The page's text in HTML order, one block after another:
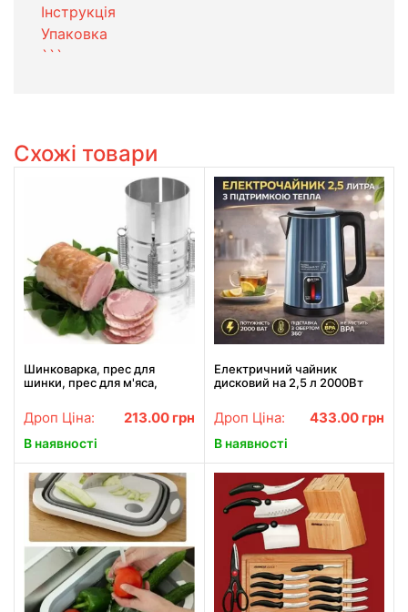
Інструкція
Упаковка
```
Схожі товари
Шинковарка, прес для
шинки, прес для м'яса,
Series Multipro шинковарка
Дроп Ціна: 213.00 грн
В наявності
Електричний чайник
дисковий на 2,5 л 2000Вт
підтримкою теплового
режиму
Дроп Ціна: 433.00 грн
В наявності